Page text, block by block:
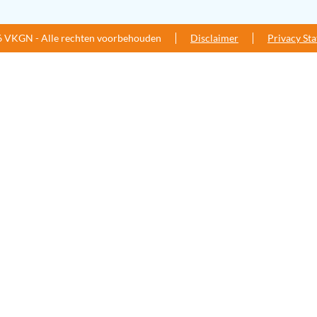
VKGN - Alle rechten voorbehouden Disclaimer Privacy